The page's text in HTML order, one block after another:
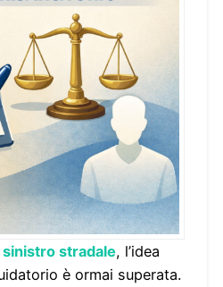
stradale, l’idea
è ormai superata.